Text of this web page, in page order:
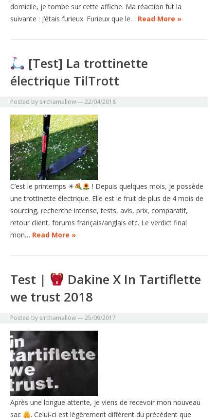
domicile, je tombe sur cette affiche. Ma réaction fut la
suivante : j’étais furieux. Furieux que le… Read More »
[Test] La trottinette
électrique TilTrott
Posted by sirchamallow—22/04/2018
C’est le printemps ☀
! Depuis quelques mois, je possède
une trottinette électrique. Elle est le fruit de plus de 4 mois de
sourcing, recherche intense, tests, avis, prix, comparatif,
retour client, forums français/anglais etc. Le verdict final
mon… Read More »
Test |
Dakine X In Tartiflette
we trust 2018
Posted by sirchamallow—25/09/2017
Après une longue attente, je viens de recevoir mon nouveau
sac
. Celui-ci est légèrement différent du précédent que